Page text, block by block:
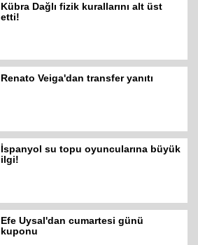
Kübra Dağlı fizik kurallarını alt üst
etti!
Renato Veiga'dan transfer yanıtı
İspanyol su topu oyuncularına büyük
ilgi!
Efe Uysal'dan cumartesi günü
kuponu